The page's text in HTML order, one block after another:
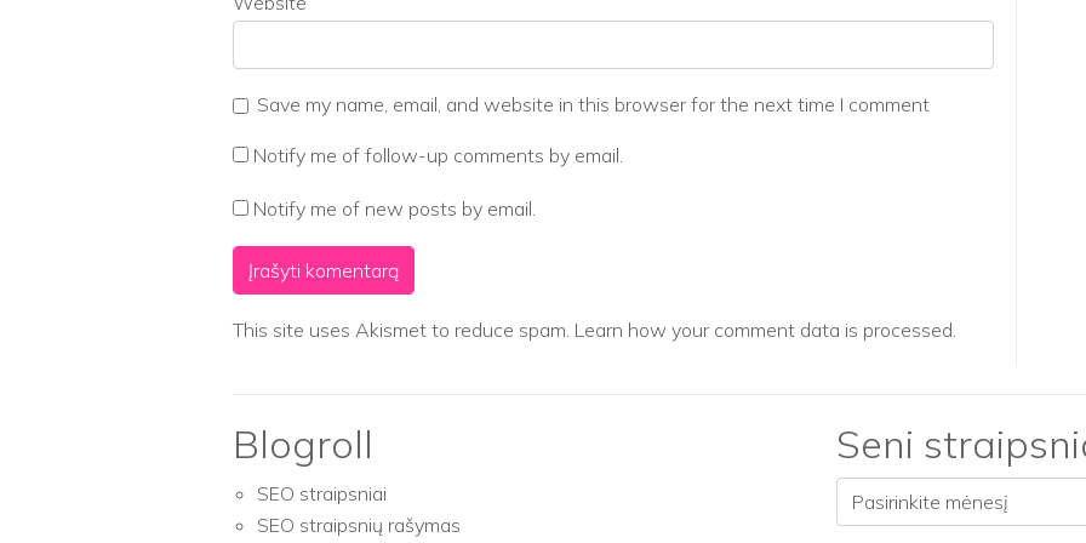
Save my name, email, and website in this browser for the next time I comment
Notify me of follow-up comments by email.
Notify me of new posts by email.
This site uses Akismet to reduce spam. Learn how your comment data is processed.
Blogroll
SEO straipsniai
SEO straipsnių rašymas
Seni
Seni straipsniai